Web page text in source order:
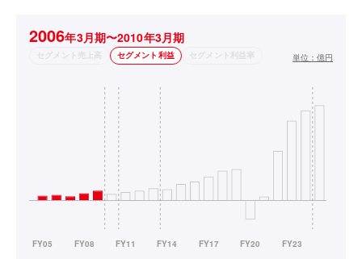
2006年3月期〜2010年3月期
セグメント売上高 セグメント利益 セグメント利益率 単位： 億円